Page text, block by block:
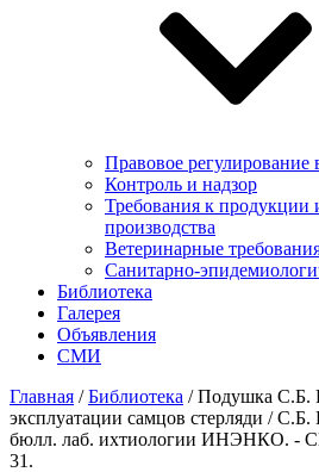
Правовое регулирование
Контроль и надзор
Требования к продукции
производства
Ветеринарные
Санитарно-
Библиотека
Галерея
Объявления
СМИ
Главная /Библиотека /Подушка С.Б.
эксплуатации самцов стерляди /
бюлл. лаб. ихтиологии ИНЭНКО. -
31.